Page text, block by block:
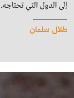
إلى الدول التي تحتاجه.
طلال سلمان